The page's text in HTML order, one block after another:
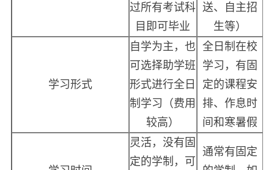
过所有考试科
目即可毕业
送、自主招
生等）
学习形式
自学为主，也
可选择助学班
形式进行全日
制学习（费用
较高）
全日制在校
学习，有固
定的课程安
排、作息时
间和寒暑假
灵活，没有固
定的学制，可
通常有固定